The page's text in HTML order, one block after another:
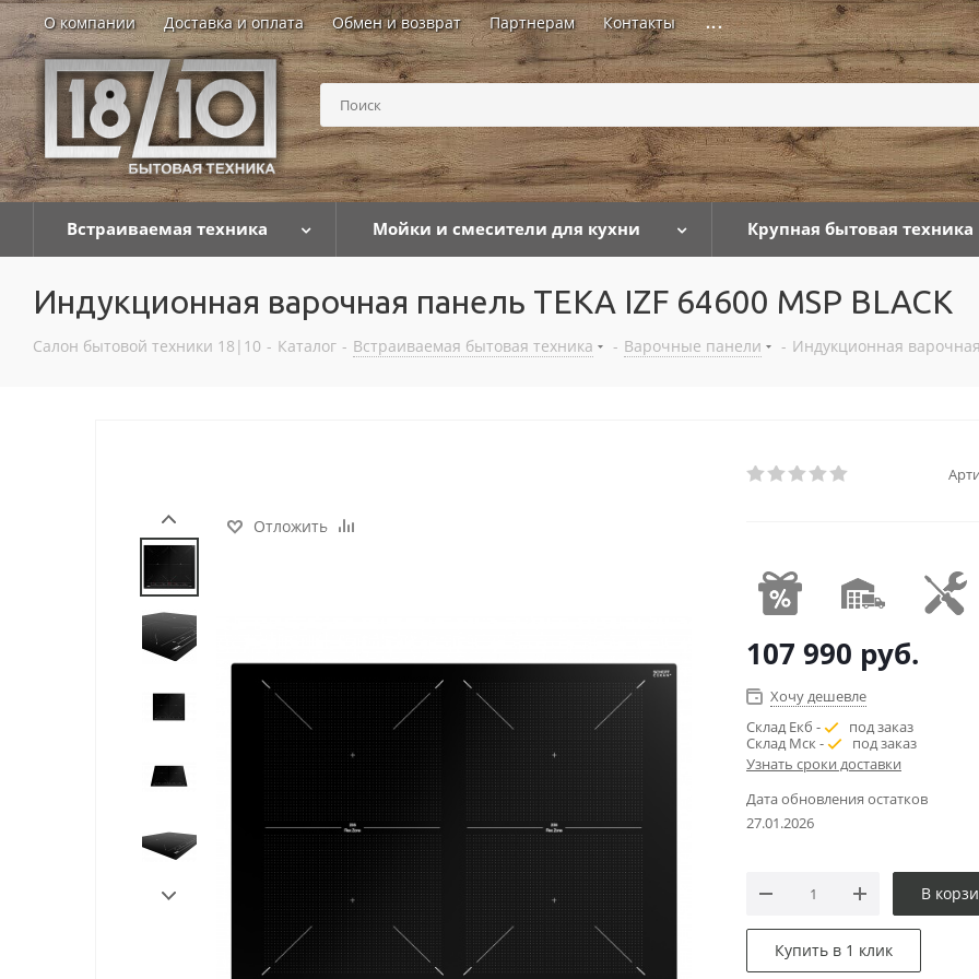
О компании Доставка и оплата Обмен и возврат Партнерам Контакты ...
Встраиваемая техника Мойки и смесители для кухни Крупная бытовая техника
Индукционная варочная панель TEKA IZF 64600 MSP BLACK
Салон бытовой техники 18|10 - Каталог - Встраиваемая бытовая техника - Варочные панели - Индукционная варочная
Отложить
107 990 руб.
Хочу дешевле
Склад Екб -
под заказ
Склад Мск -
под заказ
Узнать сроки доставки
Дата обновления остатков
27.01.2026
В
Купить в 1 клик